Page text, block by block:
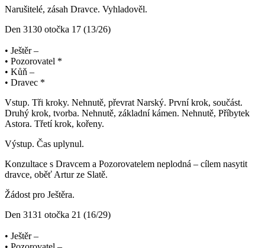
Narušitelé, zásah Dravce. Vyhladověl.
Den 3130 otočka 17 (13/26)
• Ještěr –
• Pozorovatel *
• Kůň –
• Dravec *
Vstup. Tři kroky. Nehnutě, převrat Narský. První krok, součást.
Druhý krok, tvorba. Nehnutě, základní kámen. Nehnutě, Příbytek
Astora. Třetí krok, kořeny.
Výstup. Čas uplynul.
Konzultace s Dravcem a Pozorovatelem neplodná – cílem nasytit
dravce, oběť Artur ze Slatě.
Žádost pro Ještěra.
Den 3131 otočka 21 (16/29)
• Ještěr –